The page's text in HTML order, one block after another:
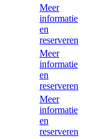
Meer
informatie
en
reserveren
Meer
informatie
en
reserveren
Meer
informatie
en
reserveren